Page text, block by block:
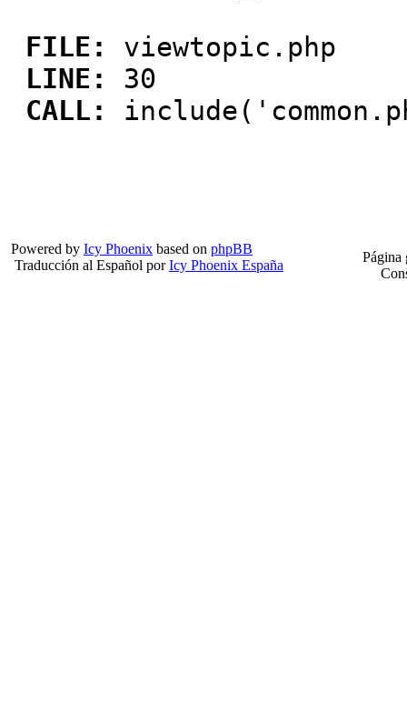
FILE:
viewtopic.php
LINE:
30
CALL:
Powered by Icy Phoenix based on phpBB
Traducción al Español porIcy Phoenix España
Página